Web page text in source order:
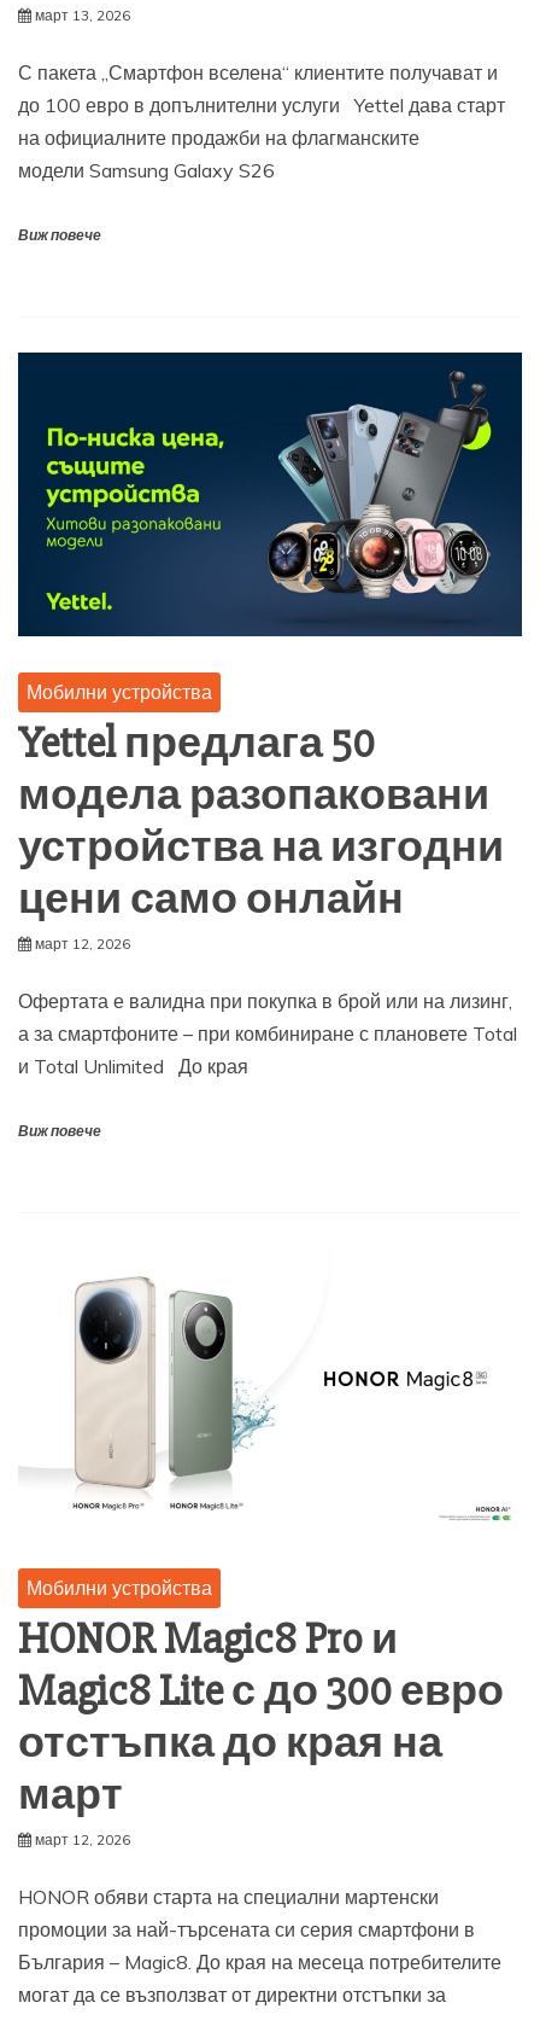
март 13, 2026
С пакета „Смартфон вселена“ клиентите получават и
до 100 евро в допълнителни услуги Yettel дава старт
на официалните продажби на флагманските
модели Samsung Galaxy S26
Виж повече
Мобилни устройства
Yettel предлага 50
модела разопаковани
устройства на изгодни
цени само онлайн
март 12, 2026
Офертата е валидна при покупка в брой или на лизинг,
а за смартфоните – при комбиниране с плановете Total
и Total Unlimited До края
Виж повече
Мобилни устройства
HONOR Magic8 Pro и
Magic8 Lite с до 300 евро
отстъпка до края на
март
март 12, 2026
HONOR обяви старта на специални мартенски
промоции за най-търсената си серия смартфони в
България – Magic8. До края на месеца потребителите
могат да се възползват от директни отстъпки за